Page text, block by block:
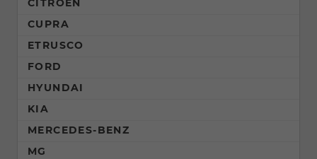
CITROËN
CUPRA
ETRUSCO
FORD
HYUNDAI
KIA
MERCEDES-BENZ
MG